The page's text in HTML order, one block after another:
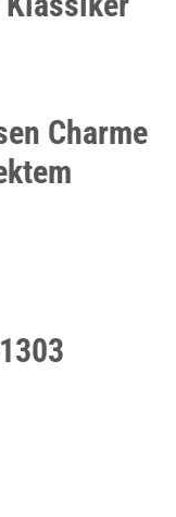
Charme